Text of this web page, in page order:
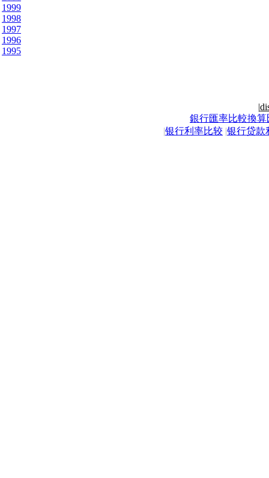
1999
1998
1997
1996
1995
|
銀行匯率比較換算
|银行利率比较 |银行贷款